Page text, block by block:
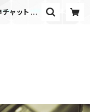
ャット小